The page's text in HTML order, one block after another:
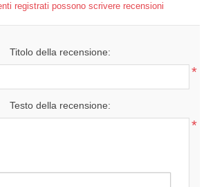
registrati possono scrivere recensioni
Titolo della recensione:
*
Testo della recensione:
*